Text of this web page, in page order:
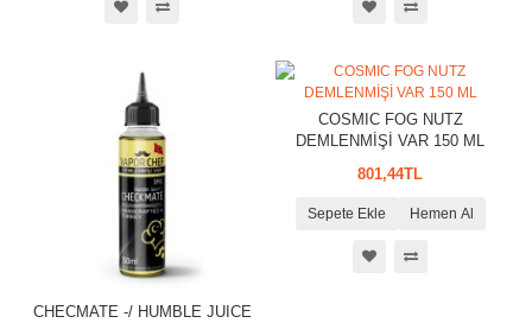
CHECMATE -/ HUMBLE JUICE
COSMIC FOG NUTZ
DEMLENMİŞİ VAR 150 ML
801,44TL
Sepete Ekle Hemen Al